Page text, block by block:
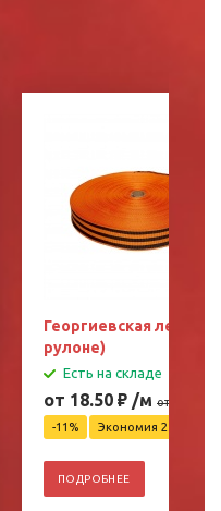
Георгиевская лента (в
рулоне)
Есть на складе
от 18.50 ₽ /м от 20.90
-11%
Экономия 2.40
ПОДРОБНЕЕ